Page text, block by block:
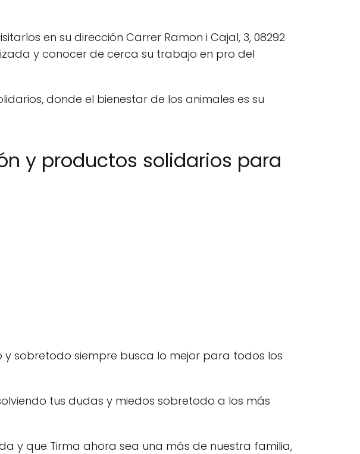
en su dirección Carrer Ramon i Cajal, 3, 08292
y conocer de cerca su trabajo en pro del
donde el bienestar de los animales es su
y productos solidarios para
sobretodo siempre busca lo mejor para todos los
tus dudas y miedos sobretodo a los más
y que Tirma ahora sea una más de nuestra familia,